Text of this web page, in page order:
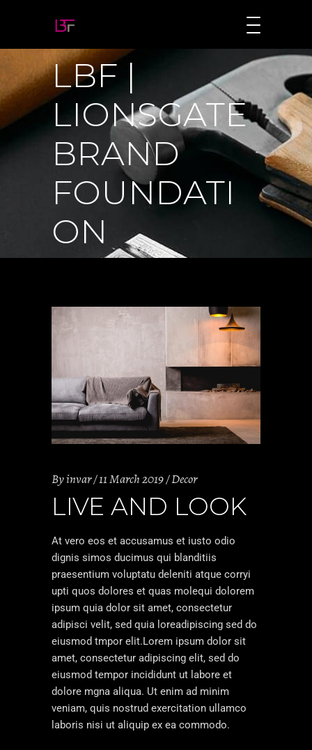
LBF |
LIONSGATE
BRAND
FOUNDATI
ON
Byinvar 11 March 2019 Decor
LIVE AND LOOK
At vero eos et accusamus et iusto odio
dignis simos ducimus qui blanditiis
praesentium voluptatu deleniti atque corryi
upti quos dolores et quas molequi dolorem
ipsum quia dolor sit amet, consectetur
adipisci velit, sed quia loreadipiscing sed do
eiusmod tmpor elit.Lorem ipsum dolor sit
amet, consectetur adipiscing elit, sed do
eiusmod tempor incididunt ut labore et
dolore mgna aliqua. Ut enim ad minim
veniam, quis nostrud exercitation ullamco
laboris nisi ut aliquip ex ea commodo.